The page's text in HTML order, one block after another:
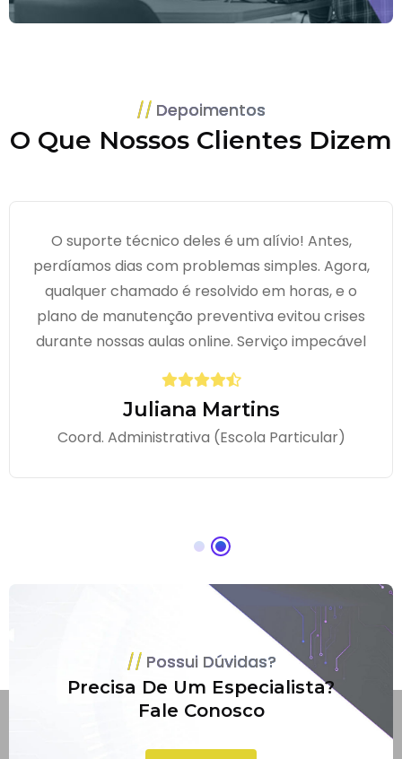
Depoimentos
O Que Nossos Clientes Dizem
O suporte técnico deles é um alívio! Antes,
perdíamos dias com problemas simples. Agora,
qualquer chamado é resolvido em horas, e o
plano de manutenção preventiva evitou crises
durante nossas aulas online. Serviço impecável
Juliana Martins
Coord. Administrativa (Escola Particular)
Possui Dúvidas?
Precisa De Um Especialista?
Fale Conosco